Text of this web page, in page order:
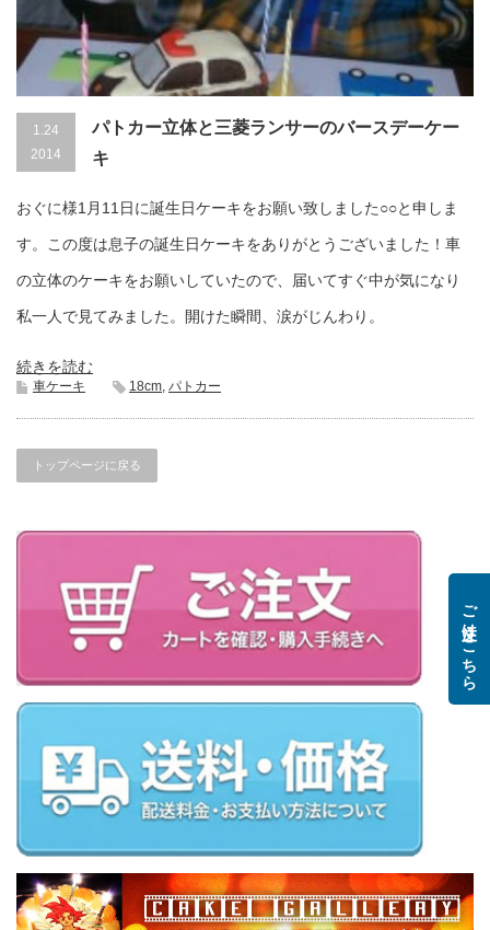
1.24
2014
パトカー立体と三菱ランサーのバースデーケー
キ
おぐに様1月11日に誕生日ケーキをお願い致しました○○と申しま
す。この度は息子の誕生日ケーキをありがとうございました！車
の立体のケーキをお願いしていたので、届いてすぐ中が気になり
私一人で見てみました。開けた瞬間、涙がじんわり。
続きを読む
車ケーキ 18cm, パトカー
トップページに戻る
ご注文はこちら